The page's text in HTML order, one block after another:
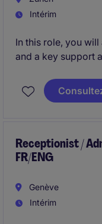
Intérim
In this role, you
and a key support
professional first
while ensuring the
Receptionist /
FR/ENG
Genève
Intérim